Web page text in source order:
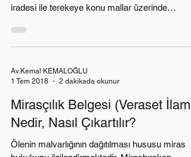
iradesi ile terekeye konu mallar üzerinde
Av.Kemal KEMALOĞLU
1 Tem 2018
2 dakikada okunur
Mirasçılık Belgesi (Veraset İlamı)
Nedir, Nasıl Çıkartılır?
Ölenin malvarlığının dağıtılması hususu miras